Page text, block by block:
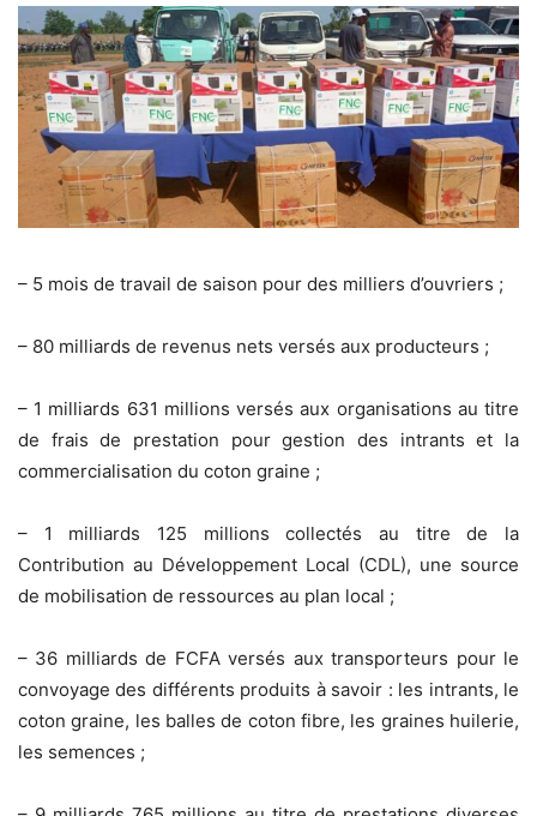
– 5 mois de travail de saison pour des milliers d’ouvriers ;
– 80 milliards de revenus nets versés aux producteurs ;
– 1 milliards 631 millions versés aux organisations au titre
de frais de prestation pour gestion des intrants et la
commercialisation du coton graine ;
– 1 milliards 125 millions collectés au titre de la
Contribution au Développement Local (CDL), une source
de mobilisation de ressources au plan local ;
– 36 milliards de FCFA versés aux transporteurs pour le
convoyage des différents produits à savoir : les intrants, le
coton graine, les balles de coton fibre, les graines huilerie,
les semences ;